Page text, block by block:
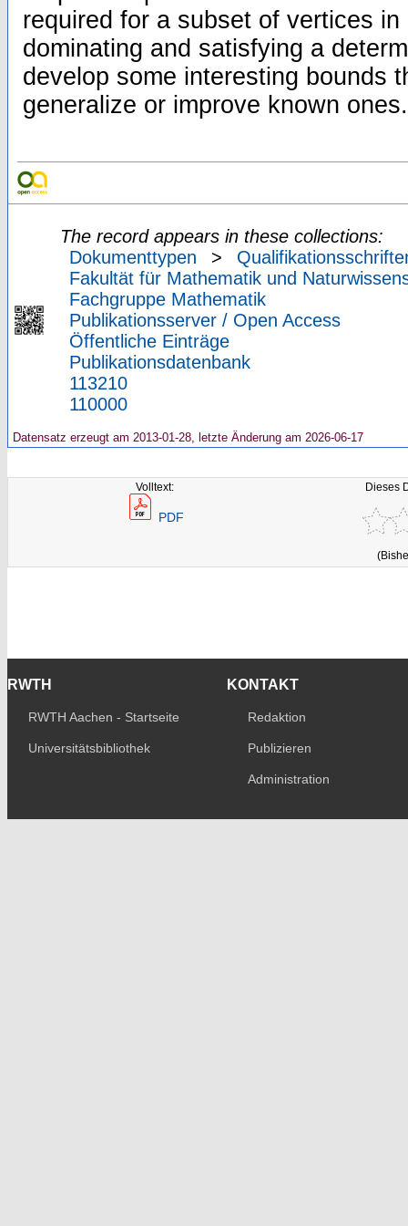
required for a subset of vertices
dominating and satisfying a
develop some interesting bounds
generalize or improve known ones.
The record appears in these collections:
Dokumenttypen
>
Fakultät für Mathematik und
Fachgruppe Mathematik
Publikationsserver / Open Access
Öffentliche Einträge
Publikationsdatenbank
113210
110000
Datensatz erzeugt am 2013-01-28, letzte Änderung am 2026-06-17
Volltext:
PDF
Dieses
RWTH
RWTH Aachen - Startseite
Universitätsbibliothek
KONTAKT
Redaktion
Publizieren
Administration